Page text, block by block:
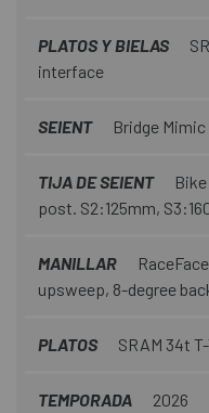
PLATOS Y BIELAS
interface
SEIENT Bridge
TIJA DE SEIENT
post. S2:125mm,
MANILLAR
upsweep, 8-degree
PLATOS SRAM 34t
TEMPORADA 2026